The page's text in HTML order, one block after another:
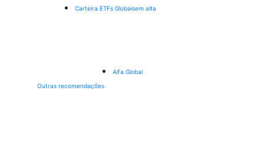
Carteira ETFs Globaisem alta
Alfa Global
Outras recomendações